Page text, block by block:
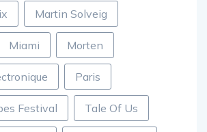
Martin Solveig
Miami Morten
Paris
Festival Tale Of Us